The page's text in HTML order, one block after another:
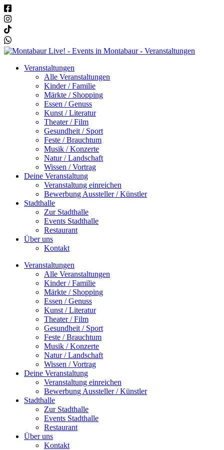
Veranstaltungen
Alle Veranstaltungen
Kinder / Familie
Märkte / Shopping
Essen / Genuss
Kunst / Literatur
Theater / Film
Gesundheit / Sport
Feste / Brauchtum
Musik / Konzerte
Natur / Landschaft
Wissen / Vortrag
Deine Veranstaltung
Veranstaltung einreichen
Bewerbung Aussteller / Künstler
Stadthalle
Zur Stadthalle
Events Stadthalle
Restaurant
Über uns
Kontakt
Veranstaltungen
Alle Veranstaltungen
Kinder / Familie
Märkte / Shopping
Essen / Genuss
Kunst / Literatur
Theater / Film
Gesundheit / Sport
Feste / Brauchtum
Musik / Konzerte
Natur / Landschaft
Wissen / Vortrag
Deine Veranstaltung
Veranstaltung einreichen
Bewerbung Aussteller / Künstler
Stadthalle
Zur Stadthalle
Events Stadthalle
Restaurant
Über uns
Kontakt